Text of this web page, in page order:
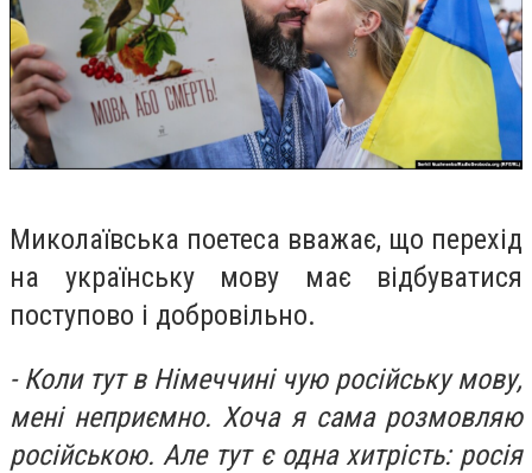
Миколаївська поетеса вважає, що перехід
на українську мову має відбуватися
поступово і добровільно.
- Коли тут в Німеччині чую російську мову,
мені неприємно. Хоча я сама розмовляю
російською. Але тут є одна хитрість: росія